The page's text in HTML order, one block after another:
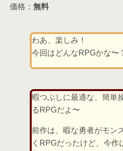
価格： 無料
わあ、楽しみ！
今回はどんなRPGかな〜
暇つぶしに最適な、簡単
るRPGだよ〜
前作は、暇な勇者がモン
くRPGだったけど、今作